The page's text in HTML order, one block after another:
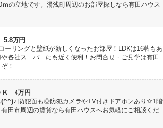
の立地です。湯浅町周辺のお部屋探しなら有田ハウス
万円
ーリングと壁紙が新しくなったお部屋！ LDKは16帖もあ
各社スーパーにも近く便利！お問合せ・ご見学は有田
！
Ｋ 4万円
(^^)♪ 防犯面も◎防犯カメラやTV付きドアホンあり☆1階
田市周辺の賃貸なら有田ハウスへお気軽にご相談くだ